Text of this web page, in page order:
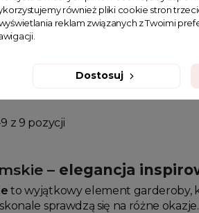
z paskiem Astana
z 9 pozycji
– elegancja
to wyjątkowy element garderoby,
sprawdzą się na różne
również pliki cookie stron
reklam związanych z Twoimi
Dostosuj